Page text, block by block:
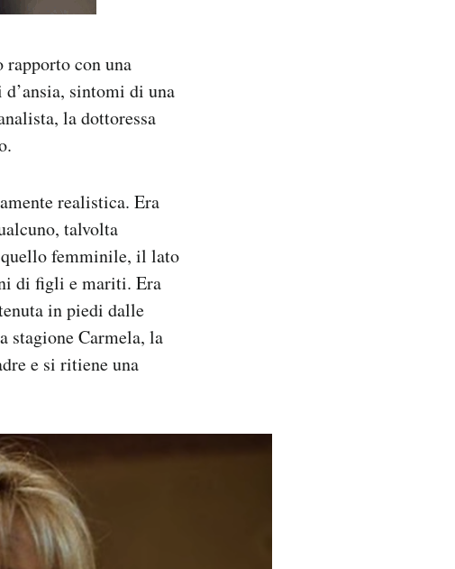
rapporto con una
sintomi di una
la dottoressa
realistica. Era
talvolta
quello femminile, il lato
di figli e mariti. Era
in piedi dalle
stagione Carmela, la
e si ritiene una